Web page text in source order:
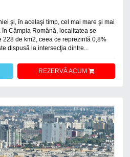
şi, în acelaşi timp, cel mai mare şi mai
Câmpia Română, localitatea se
de km2, ceea ce reprezintă 0,8%
dispusă la intersecţia dintre...
REZERVĂ ACUM